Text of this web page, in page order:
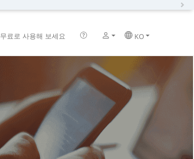
무료로 사용해 보세요 KO